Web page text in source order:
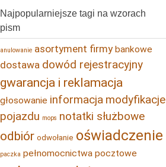
Najpopularniejsze tagi na wzorach
pism
anulowanie asortyment firmy bankowe
dostawa dowód rejestracyjny
gwarancja i reklamacja
głosowanie informacja modyfikacje
pojazdu mops notatki służbowe
odbiór odwołanie oświadczenie
paczka pełnomocnictwa pocztowe